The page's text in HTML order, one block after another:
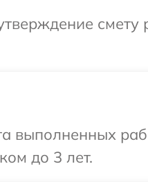
смету
выполненных
до 3 лет.